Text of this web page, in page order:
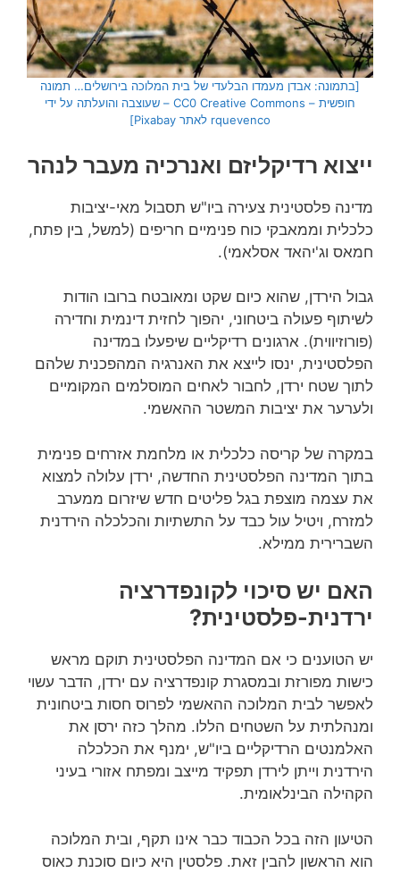
[בתמונה: אבדן מעמדו הבלעדי של בית המלוכה בירושלים… תמונה
חופשית – CC0 Creative Commons – שעוצבה והועלתה על ידי
rquevenco לאתר Pixabay]
ייצוא רדיקליזם ואנרכיה מעבר לנהר
מדינה פלסטינית צעירה ביו"ש תסבול מאי-יציבות
כלכלית וממאבקי כוח פנימיים חריפים (למשל, בין פתח,
חמאס וג'יהאד אסלאמי).
גבול הירדן, שהוא כיום שקט ומאובטח ברובו הודות
לשיתוף פעולה ביטחוני, יהפוך לחזית דינמית וחדירה
(פורוזיווית). ארגונים רדיקליים שיפעלו במדינה
הפלסטינית, ינסו לייצא את האנרגיה המהפכנית שלהם
לתוך שטח ירדן, לחבור לאחים המוסלמים המקומיים
ולערער את יציבות המשטר ההאשמי.
במקרה של קריסה כלכלית או מלחמת אזרחים פנימית
בתוך המדינה הפלסטינית החדשה, ירדן עלולה למצוא
את עצמה מוצפת בגל פליטים חדש שיזרום ממערב
למזרח, ויטיל עול כבד על התשתיות והכלכלה הירדנית
השברירית ממילא.
האם יש סיכוי לקונפדרציה
ירדנית-פלסטינית?
יש הטוענים כי אם המדינה הפלסטינית תוקם מראש
כישות מפורזת ובמסגרת קונפדרציה עם ירדן, הדבר עשוי
לאפשר לבית המלוכה ההאשמי לפרוס חסות ביטחונית
ומנהלתית על השטחים הללו. מהלך כזה ירסן את
האלמנטים הרדיקליים ביו"ש, ימנף את הכלכלה
הירדנית וייתן לירדן תפקיד מייצב ומפתח אזורי בעיני
הקהילה הבינלאומית.
הטיעון הזה בכל הכבוד כבר אינו תקף, ובית המלוכה
הוא הראשון להבין זאת. פלסטין היא כיום סוכנת כאוס